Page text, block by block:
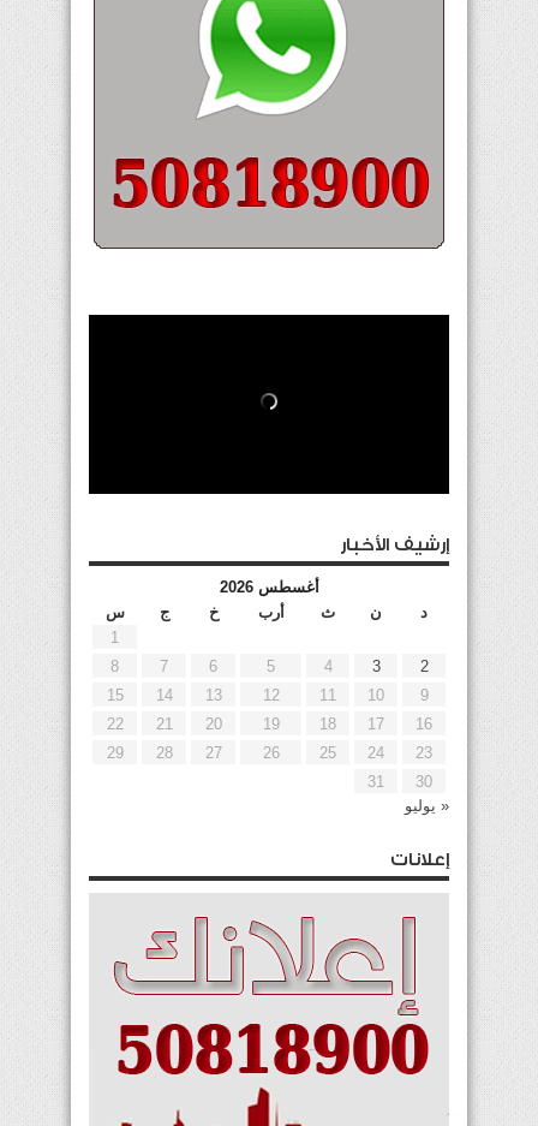
إرشيف الأخبار
أغسطس 2026
د
ن ث أرب خ ج
س
1
2
3
4
5
6
7
8
9
10
11
12
13
14
15
16
17
18
19
20
21
22
23
24
25
26
27
28
29
30
31
« يوليو
إعلانات